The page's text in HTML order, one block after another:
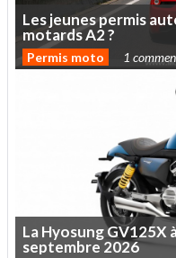
Lesjeunespermis
motardsA2?
Permis moto 1
LaHyosungGV125X
septembre 2026